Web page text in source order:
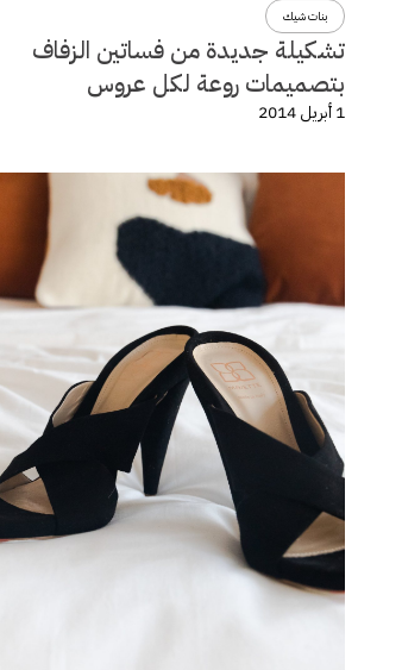
بنات شيك
تشكيلة جديدة من فساتين الزفاف
بتصميمات روعة لكل عروس
1 أبريل 2014